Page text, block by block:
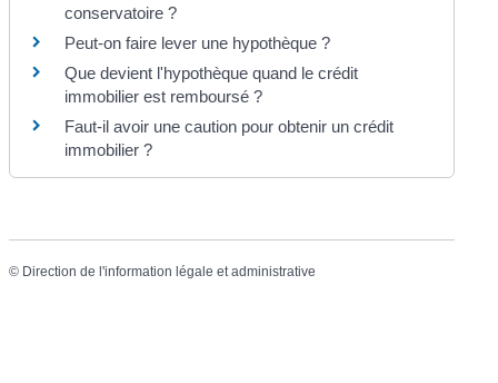
conservatoire ?
Peut-on faire lever une hypothèque ?
Que devient l'hypothèque quand le crédit
immobilier est remboursé ?
Faut-il avoir une caution pour obtenir un crédit
immobilier ?
© Direction de l'information légale et administrative